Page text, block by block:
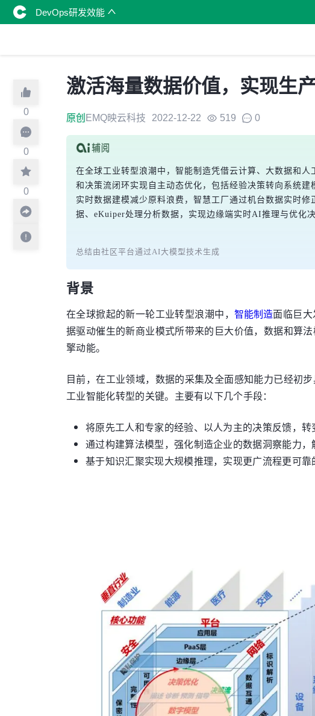
DevOps研发效能
0
0
0
激活海量数据价值，实现生
原创 EMQ映云科技 2022-12-22 519 0
在全球工业转型浪潮中，智能制造凭借云计算、大数据和
和决策流闭环实现自主动态优化，包括经验决策转向系统
实时数据建模减少原料浪费，智慧工厂通过机台数据实时
据、eKuiper处理分析数据，实现边缘端实时AI推理与优化
总结由社区平台通过AI大模型技术生成
背景
在全球掀起的新一轮工业转型浪潮中， 智能制造面临巨
据驱动催生的新商业模式所带来的巨大价值，数据和算
擎动能。
目前，在工业领域，数据的采集及全面感知能力已经初
工业智能化转型的关键。主要有以下几个手段：
将原先工人和专家的经验、以人为主的决策反馈，
通过构建算法模型，强化制造企业的数据洞察能力，
基于知识汇聚实现大规模推理，实现更广流程更可靠